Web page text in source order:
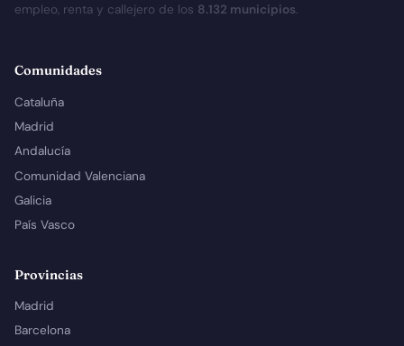
empleo, renta y callejero de los 8.132 municipios.
Comunidades
Cataluña
Madrid
Andalucía
Comunidad Valenciana
Galicia
País Vasco
Provincias
Madrid
Barcelona